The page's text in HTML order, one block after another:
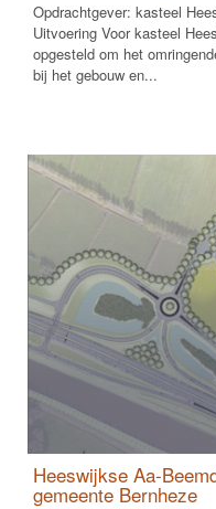
Opdrachtgever: kasteel
Uitvoering Voor kasteel
opgesteld om het
bij het gebouw en...
Heeswijkse Aa-
gemeente Bernheze